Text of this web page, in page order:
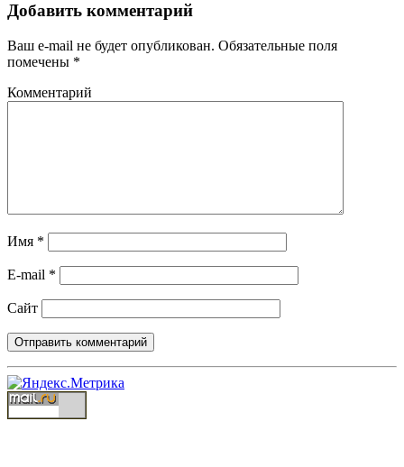
Добавить комментарий
Ваш e-mail не будет опубликован. Обязательные поля
помечены *
Комментарий
Имя *
E-mail *
Сайт